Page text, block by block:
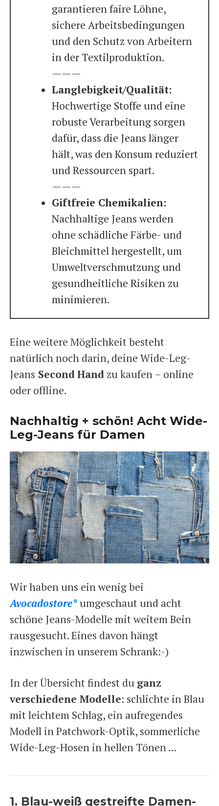
garantieren faire Löhne,
sichere Arbeitsbedingungen
und den Schutz von Arbeitern
in der Textilproduktion.
———
Langlebigkeit/Qualität:
Hochwertige Stoffe und eine
robuste Verarbeitung sorgen
dafür, dass die Jeans länger
hält, was den Konsum reduziert
und Ressourcen spart.
———
Giftfreie Chemikalien:
Nachhaltige Jeans werden
ohne schädliche Färbe- und
Bleichmittel hergestellt, um
Umweltverschmutzung und
gesundheitliche Risiken zu
minimieren.
Eine weitere Möglichkeit besteht
natürlich noch darin, deine Wide-Leg-
Jeans SecondHand zu kaufen – online
oder offline.
Nachhaltig + schön! Acht Wide-
Leg-Jeans für Damen
Wir haben uns ein wenig bei
Avocadostore* umgeschaut und acht
schöne Jeans-Modelle mit weitem Bein
rausgesucht. Eines davon hängt
inzwischen in unserem Schrank:-)
In der Übersicht findest du ganz
verschiedene Modelle: schlichte in Blau
mit leichtem Schlag, ein aufregendes
Modell in Patchwork-Optik, sommerliche
Wide-Leg-Hosen in hellen Tönen …
1. Blau-weiß gestreifte Damen-